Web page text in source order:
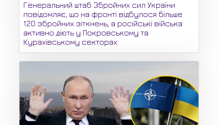
Генеральний штаб Збройних сил України
повідомляє, що на фронті відбулося більше
120 збройних зіткнень, а російські війська
активно діють у Покровському та
Курахівському секторах.